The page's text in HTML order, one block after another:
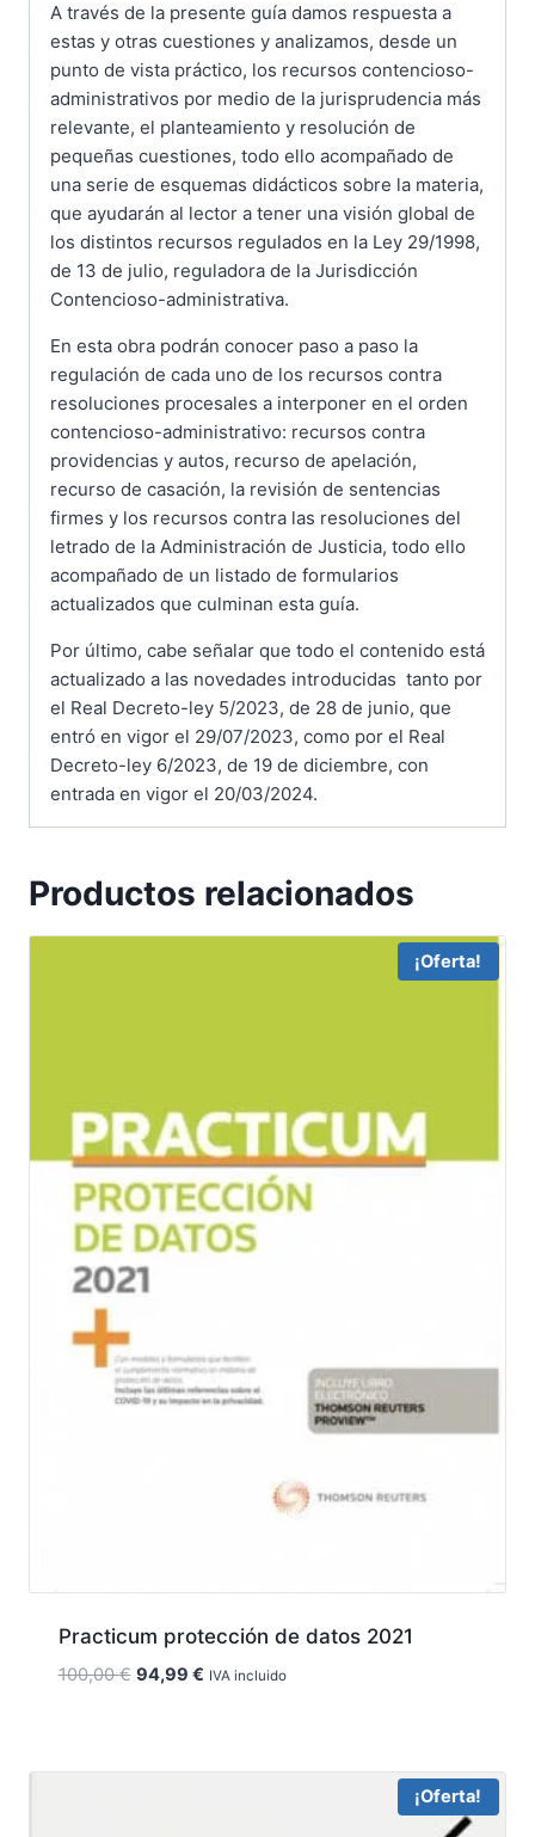
A través de la presente guía damos respuesta a
estas y otras cuestiones y analizamos, desde un
punto de vista práctico, los recursos contencioso-
administrativos por medio de la jurisprudencia más
relevante, el planteamiento y resolución de
pequeñas cuestiones, todo ello acompañado de
una serie de esquemas didácticos sobre la materia,
que ayudarán al lector a tener una visión global de
los distintos recursos regulados en la Ley 29/1998,
de 13 de julio, reguladora de la Jurisdicción
Contencioso-administrativa.
En esta obra podrán conocer paso a paso la
regulación de cada uno de los recursos contra
resoluciones procesales a interponer en el orden
contencioso-administrativo: recursos contra
providencias y autos, recurso de apelación,
recurso de casación, la revisión de sentencias
firmes y los recursos contra las resoluciones del
letrado de la Administración de Justicia, todo ello
acompañado de un listado de formularios
actualizados que culminan esta guía.
Por último, cabe señalar que todo el contenido está
actualizado a las novedades introducidas tanto por
el Real Decreto-ley 5/2023, de 28 de junio, que
entró en vigor el 29/07/2023, como por el Real
Decreto-ley 6/2023, de 19 de diciembre, con
entrada en vigor el 20/03/2024.
Productos relacionados
¡Oferta!
Practicum protección de datos 2021
100,00€ El
94,99 €ElIVA incluido
¡Oferta!